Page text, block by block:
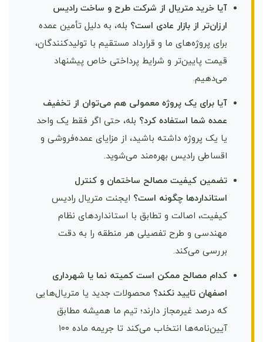
آیا خرید متریال از شرکت طرح و ساخت رادیس
ارزان‌تر از بازار عادی است؟ بله، به دلیل تأمین عمده
برای پروژه‌های ما و قرارداد مستقیم با تولیدکنندگان،
قیمت پایین‌تر و شرایط پرداختی خاص پیشنهاد
می‌دهیم.
آیا برای یک پروژه معمولی هم می‌توان از تخفیف
عمده شما استفاده کرد؟ بله، حتی اگر فقط یک واحد
یا یک پروژه داشته باشید، از مزایای عمده‌فروشی و
اقساطی رادیس بهره‌مند می‌شوید.
تضمین کیفیت مصالح ساختمان و کنترل
استانداردها چگونه است؟ ایجنت متریال رادیس
کیفیت، اصالت و تطابق با استانداردهای نظام
مهندسی و طرح تفصیلی هر منطقه را به دقت
بررسی می‌کند.
کدام مصالح ممکن است کمیته نما یا شهرداری
اصفهان تایید نکند؟ محصولات جدید یا متریال‌هایی
که درصد غیرمجاز دارند؛ تیم ما همیشه مطابق
آیین‌نامه‌ها انتخاب می‌کند تا جریمه ماده ۱۰۰